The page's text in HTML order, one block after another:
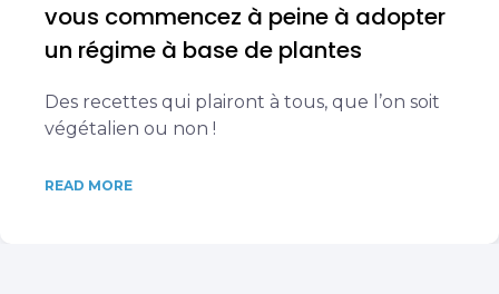
vous commencez à peine à adopter
un régime à base de plantes
Des recettes qui plairont à tous, que l’on soit
végétalien ou non !
READ MORE